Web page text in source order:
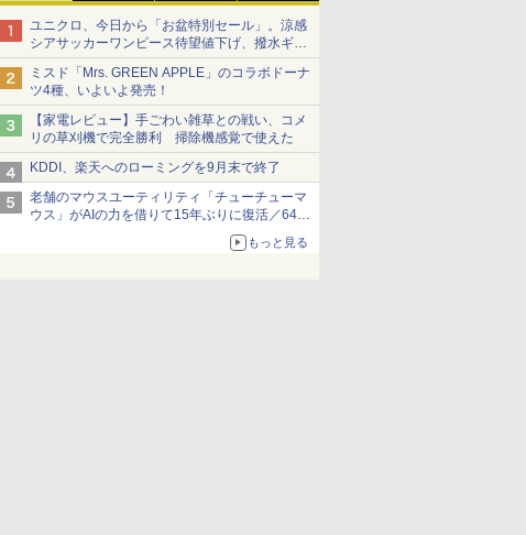
ユニクロ、今日から「お盆特別セール」。涼感
シアサッカーワンピース待望値下げ、撥水ギア
ショーツは1990円に
ミスド「Mrs. GREEN APPLE」のコラボドーナ
ツ4種、いよいよ発売！
【家電レビュー】手ごわい雑草との戦い、コメ
リの草刈機で完全勝利 掃除機感覚で使えた
KDDI、楽天へのローミングを9月末で終了
老舗のマウスユーティリティ「チューチューマ
ウス」がAIの力を借りて15年ぶりに復活／64bit
化、Windows 10/11、「Chrome」も走り回
る。復活記念で2026年末まで500円
もっと見る